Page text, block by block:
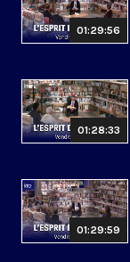
01:29:56
01:28:33
01:29:59